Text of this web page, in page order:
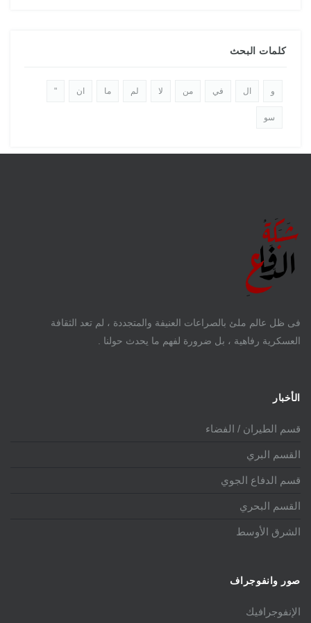
كلمات البحث
و ال في من لا لم ما ان "
سو
فى ظل عالم ملئ بالصراعات العنيفة والمتجددة ، لم تعد الثقافة
العسكرية رفاهية ، بل ضرورة لفهم ما يحدث حولنا .
الأخبار
قسم الطيران / الفضاء
القسم البري
قسم الدفاع الجوي
القسم البحري
الشرق الأوسط
صور وانفوجراف
الإنفوجرافيك